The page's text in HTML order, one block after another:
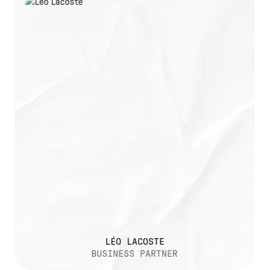
LÉO LACOSTE
BUSINESS PARTNER